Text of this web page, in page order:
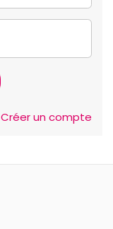
Créer un compte